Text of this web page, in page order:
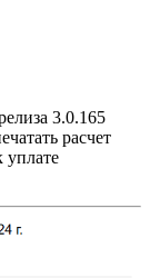
3.0.165
расчет